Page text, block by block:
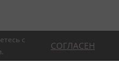
с
.
СОГЛАСЕН